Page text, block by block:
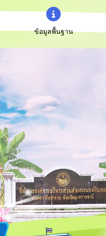
ข้อมูลพื้นฐาน